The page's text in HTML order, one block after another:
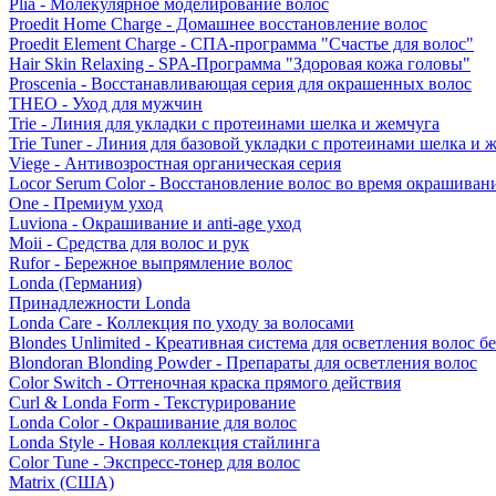
Plia - Молекулярное моделирование волос
Proedit Home Charge - Домашнее восстановление волос
Proedit Element Charge - СПА-программа "Счастье для волос"
Hair Skin Relaxing - SPA-Программа "Здоровая кожа головы"
Proscenia - Восстанавливающая серия для окрашенных волос
THEO - Уход для мужчин
Trie - Линия для укладки с протеинами шелка и жемчуга
Trie Tuner - Линия для базовой укладки с протеинами шелка и
Viege - Антивозростная органическая серия
Locor Serum Color - Восстановление волос во время
One - Премиум уход
Luviona - Окрашивание и anti-age уход
Moii - Средства для волос и рук
Rufor - Бережное выпрямление волос
Londa (Германия)
Принадлежности Londa
Londa Care - Коллекция по уходу за волосами
Blondes Unlimited - Креативная система для осветления волос
Blondoran Blonding Powder - Препараты для осветления волос
Color Switch - Оттеночная краска прямого действия
Curl & Londa Form - Текстурирование
Londa Color - Окрашивание для волос
Londa Style - Новая коллекция стайлинга
Color Tune - Экспресс-тонер для волос
Matrix (США)